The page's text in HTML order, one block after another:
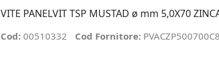
VITE PANELVIT TSP MUSTAD ø mm 5,0X70
Cod: 00510332 Cod Fornitore: